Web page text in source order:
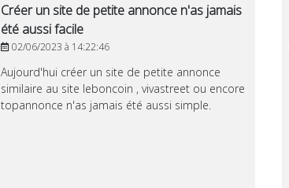
Créer un site de petite annonce n'as jamais
été aussi facile
02/06/2023 à 14:22:46
Aujourd'hui créer un site de petite annonce
similaire au site leboncoin , vivastreet ou encore
topannonce n'as jamais été aussi simple.